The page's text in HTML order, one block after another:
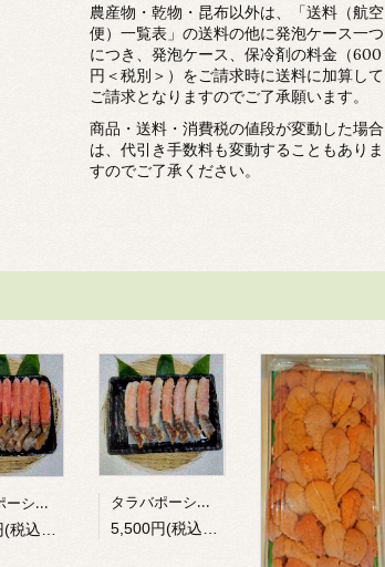
農産物・乾物・昆布以外は、「送料（航空
便）一覧表」の送料の他に発泡ケース一つ
につき、発泡ケース、保冷剤の料金（600
円＜税別＞）をご請求時に送料に加算して
ご請求となりますのでご了承願います。
商品・送料・消費税の値段が変動した場合
は、代引き手数料も変動することもありま
すのでご了承ください。
ズワイポーション（14～15入）
6,800円(税込7,344円)
タラバポーション（6～7入）